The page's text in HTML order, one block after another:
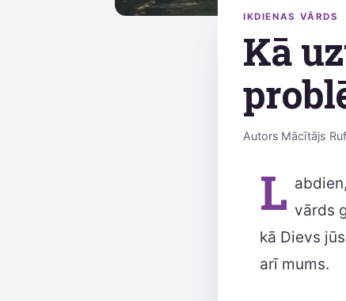
IKDIENAS VĀRDS
Kā
Autors Mācītājs
L vārds
kā Dievs
arī mums.